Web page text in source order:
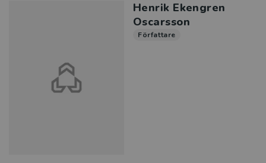
Henrik Ekengren
Oscarsson
Författare